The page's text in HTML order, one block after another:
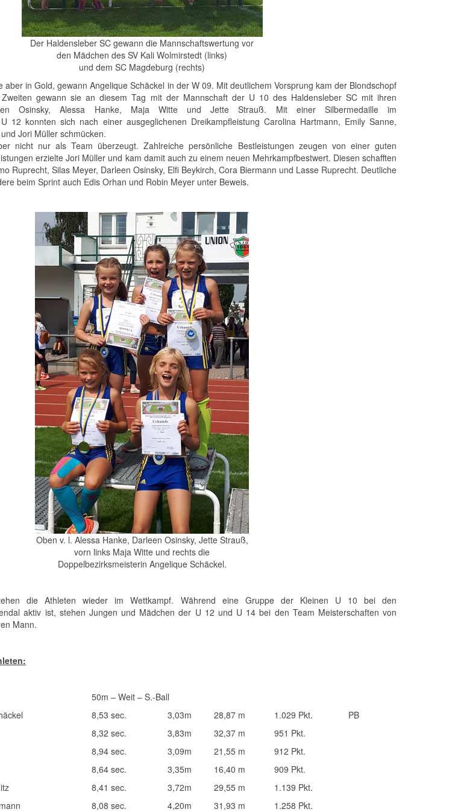
Der Haldensleber SC gewann die Mannschaftswertung vor
den Mädchen des SV Kali Wolmirstedt (links)
und dem SC Magdeburg (rechts)
aber in Gold, gewann Angelique Schäckel in der W 09. Mit deutlichem Vorsprung kam der Blondschopf
gewann sie an diesem Tag mit der Mannschaft der U 10 des Haldensleber SC mit ihren
Osinsky, Alessa Hanke, Maja Witte und Jette Strauß. Mit einer Silbermedaille im
12 konnten sich nach einer ausgeglichenen Dreikampfleistung Carolina Hartmann, Emily Sanne,
Jori Müller schmücken.
nicht nur als Team überzeugt. Zahlreiche persönliche Bestleistungen zeugen von einer guten
erzielte Jori Müller und kam damit auch zu einem neuen Mehrkampfbestwert. Diesen schafften
Ruprecht, Silas Meyer, Darleen Osinsky, Elfi Beykirch, Cora Biermann und Lasse Ruprecht. Deutliche
beim Sprint auch Edis Orhan und Robin Meyer unter Beweis.
Oben v. l. Alessa Hanke, Darleen Osinsky, Jette Strauß,
vorn links Maja Witte und rechts die
Doppelbezirksmeisterin Angelique Schäckel.
die Athleten wieder im Wettkampf. Während eine Gruppe der Kleinen U 10 bei den
aktiv ist, stehen Jungen und Mädchen der U 12 und U 14 bei den Team Meisterschaften von
Mann.
50m – Weit – S.-Ball
8,53 sec. 3,03m 28,87 m 1.029 Pkt.
PB
8,32 sec. 3,83m 32,37 m
951 Pkt.
8,94 sec. 3,09m 21,55 m
912 Pkt.
8,64 sec. 3,35m 16,40 m
909 Pkt.
8,41 sec. 3,72m 29,55 m
1.139 Pkt.
8,08 sec. 4,20m 31,93 m
1.258 Pkt.